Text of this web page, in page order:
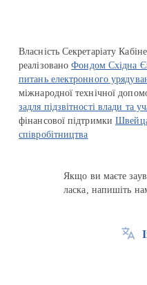
Власність Секретаріату
реалізованоФондом Східна
питань електронного
міжнародної технічної
задля підзвітності влади та
фінансової підтримки
співробітництва
Якщо ви маєте
ласка, напишіть